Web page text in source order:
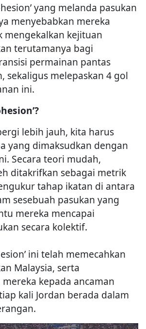
yang melanda pasukan
menyebabkan mereka
mengekalkan kejituan
terutamanya bagi
permainan pantas
sekaligus melepaskan 4 gol
ini.
lebih jauh, kita harus
yang dimaksudkan dengan
Secara teori mudah,
ditakrifkan sebagai metrik
tahap ikatan di antara
sesebuah pasukan yang
mereka mencapai
secara kolektif.
ini telah memecahkan
Malaysia, serta
kepada ancaman
kali Jordan berada dalam